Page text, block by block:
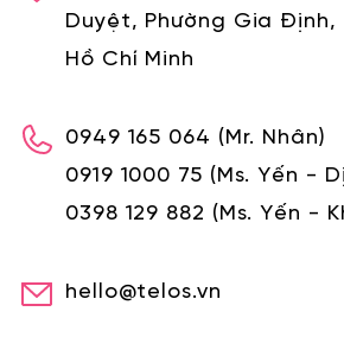
Duyệt, Phường Gia Định,
Hồ Chí Minh
0949 165 064 (Mr. Nhân)
0919 1000 75 (Ms. Yến -
0398 129 882 (Ms. Yến -
hello@telos.vn